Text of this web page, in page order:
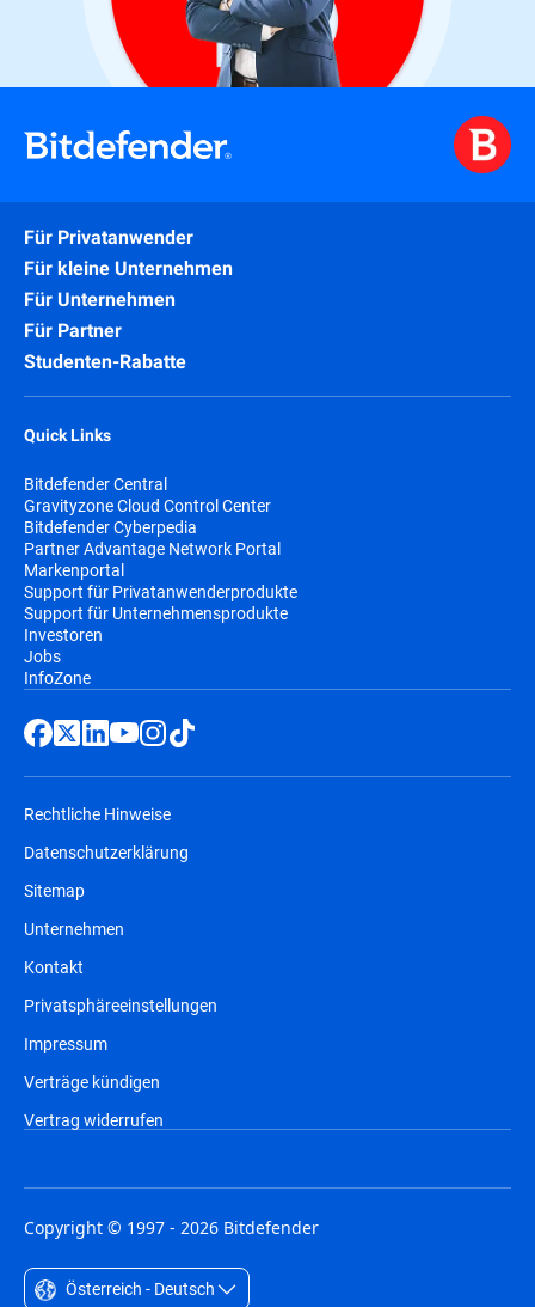
Für Privatanwender
Für kleine Unternehmen
Für Unternehmen
Für Partner
Studenten-Rabatte
Quick Links
Bitdefender Central
Gravityzone Cloud Control Center
Bitdefender Cyberpedia
Partner Advantage Network Portal
Markenportal
Support für Privatanwenderprodukte
Support für Unternehmensprodukte
Investoren
Jobs
InfoZone
Rechtliche Hinweise
Datenschutzerklärung
Sitemap
Unternehmen
Kontakt
Privatsphäreeinstellungen
Impressum
Verträge kündigen
Vertrag widerrufen
Copyright © 1997 - 2026 Bitdefender
Österreich - Deutsch